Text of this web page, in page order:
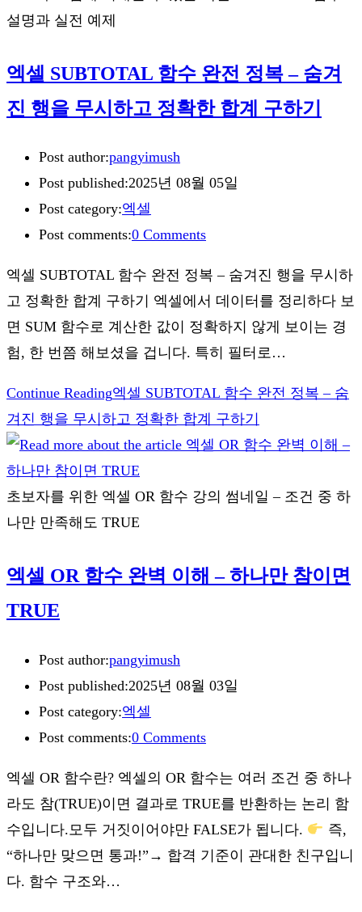
설명과 실전 예제
엑셀 SUBTOTAL 함수 완전 정복 – 숨겨
진 행을 무시하고 정확한 합계 구하기
Post author:pangyimush
Post published:2025년 08월 05일
Post category:엑셀
Post comments:0 Comments
엑셀 SUBTOTAL 함수 완전 정복 – 숨겨진 행을 무시하
고 정확한 합계 구하기 엑셀에서 데이터를 정리하다 보
면 SUM 함수로 계산한 값이 정확하지 않게 보이는 경
험, 한 번쯤 해보셨을 겁니다. 특히 필터로…
Continue Reading엑셀 SUBTOTAL 함수 완전 정복 – 숨
겨진 행을 무시하고 정확한 합계 구하기
초보자를 위한 엑셀 OR 함수 강의 썸네일 – 조건 중 하
나만 만족해도 TRUE
엑셀 OR 함수 완벽 이해 – 하나만 참이면
TRUE
Post author:pangyimush
Post published:2025년 08월 03일
Post category:엑셀
Post comments:0 Comments
엑셀 OR 함수란? 엑셀의 OR 함수는 여러 조건 중 하나
라도 참(TRUE)이면 결과로 TRUE를 반환하는 논리 함
수입니다.모두 거짓이어야만 FALSE가 됩니다.
즉,
“하나만 맞으면 통과!”→ 합격 기준이 관대한 친구입니
다. 함수 구조와…